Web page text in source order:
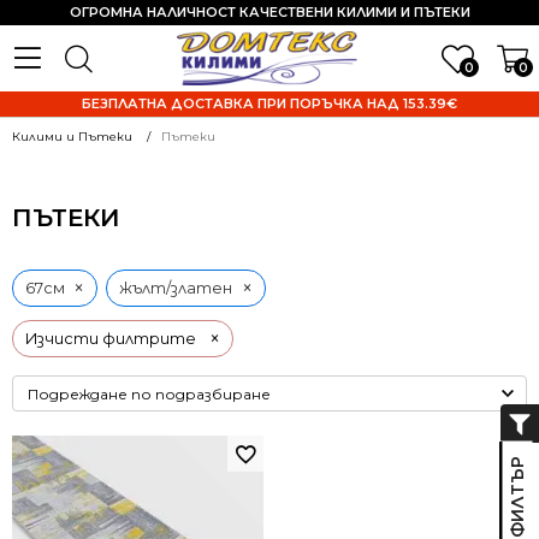
0 0
ОГРОМНА НАЛИЧНОСТ КАЧЕСТВЕНИ КИЛИМИ И ПЪТЕКИ
БЕЗПЛАТНА ДОСТАВКА ПРИ ПОРЪЧКА НАД 153.39€
Килими и Пътеки Пътеки
ПЪТЕКИ
Изчисти филтрите ×
67см × жълт/златен ×